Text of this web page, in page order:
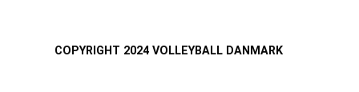
COPYRIGHT 2024 VOLLEYBALL DANMARK